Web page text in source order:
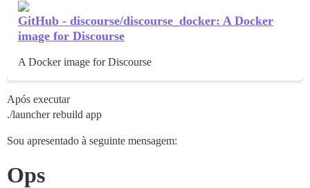
GitHub - discourse/discourse_docker: A Docker
image for Discourse
A Docker image for Discourse
Após executar
./launcher rebuild app
Sou apresentado à seguinte mensagem:
Ops